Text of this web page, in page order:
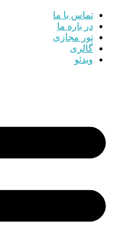
تماس با ما
در باره ما
تور مجازی
گالری
ویدئو